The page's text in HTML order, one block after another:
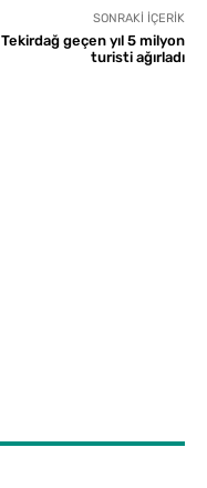
SONRAKI İÇERIK
Tekirdağ geçen yıl 5 milyon
turisti ağırladı